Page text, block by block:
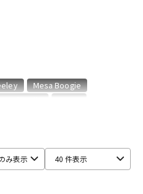
Mesa Boogie
み表示 40 件表示